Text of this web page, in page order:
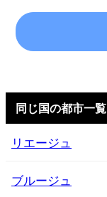
同じ国の都市一覧
リエージュ
ブルージュ